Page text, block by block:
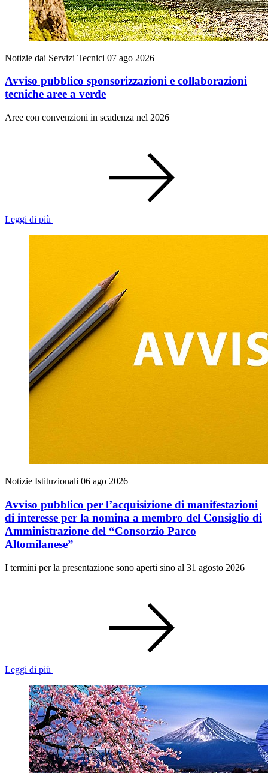
Notizie dai Servizi Tecnici 07 ago 2026
Avviso pubblico sponsorizzazioni e collaborazioni
tecniche aree a verde
Aree con convenzioni in scadenza nel 2026
Leggi di più
Notizie Istituzionali 06 ago 2026
Avviso pubblico per l’acquisizione di manifestazioni
di interesse per la nomina a membro del Consiglio di
Amministrazione del “Consorzio Parco
Altomilanese”
I termini per la presentazione sono aperti sino al 31 agosto 2026
Leggi di più